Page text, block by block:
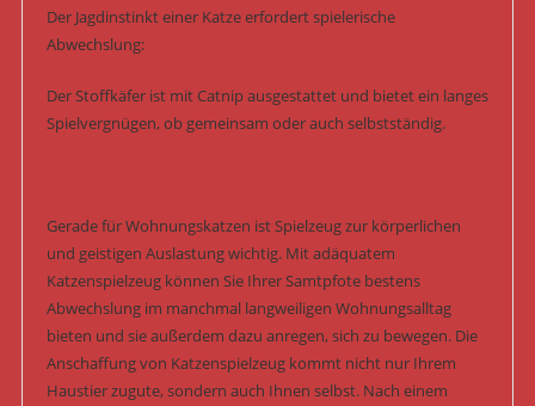
Der Jagdinstinkt einer Katze erfordert spielerische
Abwechslung:
Der Stoffkäfer ist mit Catnip ausgestattet und bietet ein langes
Spielvergnügen, ob gemeinsam oder auch selbstständig.
Gerade für Wohnungskatzen ist Spielzeug zur körperlichen
und geistigen Auslastung wichtig. Mit adäquatem
Katzenspielzeug können Sie Ihrer Samtpfote bestens
Abwechslung im manchmal langweiligen Wohnungsalltag
bieten und sie außerdem dazu anregen, sich zu bewegen. Die
Anschaffung von Katzenspielzeug kommt nicht nur Ihrem
Haustier zugute, sondern auch Ihnen selbst. Nach einem